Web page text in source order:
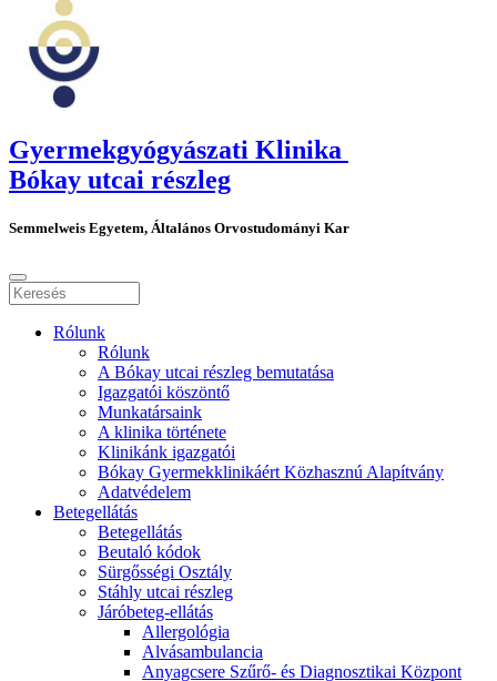
Gyermekgyógyászati Klinika
Bókay utcai részleg
Semmelweis Egyetem, Általános Orvostudományi Kar
Rólunk
Rólunk
A Bókay utcai részleg bemutatása
Igazgatói köszöntő
Munkatársaink
A klinika története
Klinikánk igazgatói
Bókay Gyermekklinikáért Közhasznú Alapítvány
Adatvédelem
Betegellátás
Betegellátás
Beutaló kódok
Sürgősségi Osztály
Stáhly utcai részleg
Járóbeteg-ellátás
Allergológia
Alvásambulancia
Anyagcsere Szűrő- és Diagnosztikai Központ